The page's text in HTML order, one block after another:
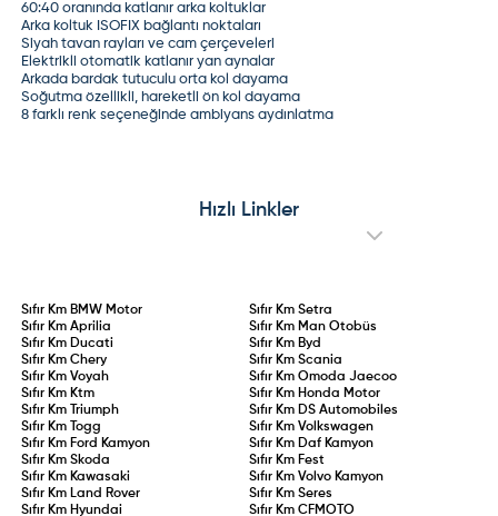
60:40 oranında katlanır arka koltuklar
Arka koltuk ISOFIX bağlantı noktaları
Siyah tavan rayları ve cam çerçeveleri
Elektrikli otomatik katlanır yan aynalar
Arkada bardak tutuculu orta kol dayama
Soğutma özellikli, hareketli ön kol dayama
8 farklı renk seçeneğinde ambiyans aydınlatma
Hızlı Linkler
Sıfır Km BMW Motor Sıfır Km Setra
Sıfır KmAprilia Sıfır Km Man Otobüs
Sıfır Km Ducati Sıfır Km Byd
Sıfır KmChery Sıfır Km Scania
Sıfır KmVoyah Sıfır Km Omoda Jaecoo
Sıfır Km Ktm Sıfır Km Honda Motor
Sıfır Km
Triumph Sıfır Km DS Automobiles
Sıfır Km
Togg Sıfır Km Volkswagen
Sıfır Km Ford Kamyon Sıfır Km Daf Kamyon
Sıfır KmSkoda Sıfır Km Fest
Sıfır Km Kawasaki Sıfır Km Volvo Kamyon
Sıfır Km Land Rover Sıfır Km Seres
Sıfır Km Hyundai Sıfır Km CFMOTO